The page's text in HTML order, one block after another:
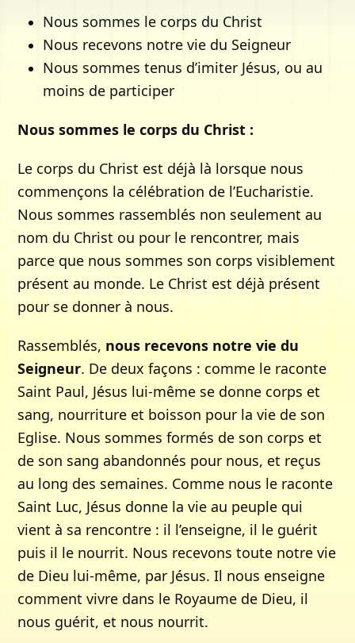
Nous sommes le corps du Christ
Nous recevons notre vie du Seigneur
Nous sommes tenus d’imiter Jésus, ou au
moins de participer
Nous sommes le corps du Christ :
Le corps du Christ est déjà là lorsque nous
commençons la célébration de l’Eucharistie.
Nous sommes rassemblés non seulement au
nom du Christ ou pour le rencontrer, mais
parce que nous sommes son corps visiblement
présent au monde. Le Christ est déjà présent
pour se donner à nous.
Rassemblés, nous recevons notre vie du
Seigneur. De deux façons : comme le raconte
Saint Paul, Jésus lui-même se donne corps et
sang, nourriture et boisson pour la vie de son
Eglise. Nous sommes formés de son corps et
de son sang abandonnés pour nous, et reçus
au long des semaines. Comme nous le raconte
Saint Luc, Jésus donne la vie au peuple qui
vient à sa rencontre : il l’enseigne, il le guérit
puis il le nourrit. Nous recevons toute notre vie
de Dieu lui-même, par Jésus. Il nous enseigne
comment vivre dans le Royaume de Dieu, il
nous guérit, et nous nourrit.